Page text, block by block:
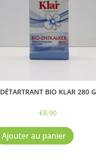
DÉTARTRANT BIO KLAR 280 G
€8,90
Ajouter au panier